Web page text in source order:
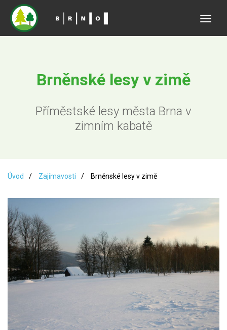
Brněnské lesy v zimě
Příměstské lesy města Brna v
zimním kabatě
Úvod Zajímavosti Brněnské lesy v zimě